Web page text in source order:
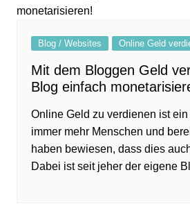
Blog / Websites Online Geld
Mit dem Bloggen Geld
Blog einfach
Online Geld zu verdienen ist
immer mehr Menschen und
haben bewiesen, dass dies
Dabei ist seit jeher der eigene